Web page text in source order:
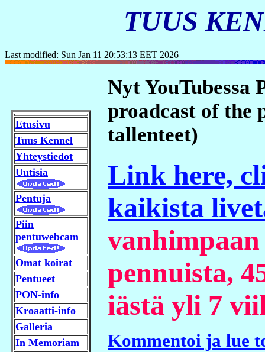
TUUS
Last modified: Sun Jan 11 20:53:13 EET 2026
Etusivu
Tuus Kennel
Yhteystiedot
Uutisia
Pentuja
Piin
pentuwebcam
Omat koirat
Pentueet
PON-info
Kroaatti-info
Galleria
In Memoriam
Nyt YouTubessa
proadcast of the
tallenteet)
Link here,
kaikista
pennuista,
iästä yli 7
Kommentoi ja lue